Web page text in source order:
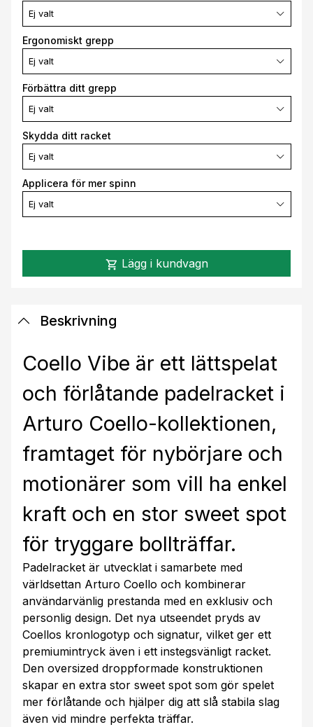
Ej valt
Ergonomiskt grepp
Ej valt
Förbättra ditt grepp
Ej valt
Skydda ditt racket
Ej valt
Applicera för mer spinn
Ej valt
shopping_cart Lägg i kundvagn
Beskrivning
Coello Vibe är ett lättspelat
och förlåtande padelracket i
Arturo Coello-kollektionen,
framtaget för nybörjare och
motionärer som vill ha enkel
kraft och en stor sweet spot
för tryggare bollträffar.
Padelracket är utvecklat i samarbete med
världsettan Arturo Coello och kombinerar
användarvänlig prestanda med en exklusiv och
personlig design. Det nya utseendet pryds av
Coellos kronlogotyp och signatur, vilket ger ett
premiumintryck även i ett instegsvänligt racket.
Den oversized droppformade konstruktionen
skapar en extra stor sweet spot som gör spelet
mer förlåtande och hjälper dig att slå stabila slag
även vid mindre perfekta träffar.